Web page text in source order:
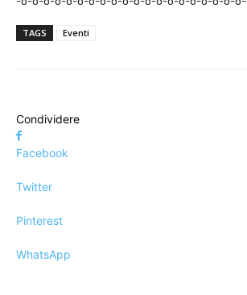
TAGS Eventi
Condividere
Facebook
Twitter
Pinterest
WhatsApp